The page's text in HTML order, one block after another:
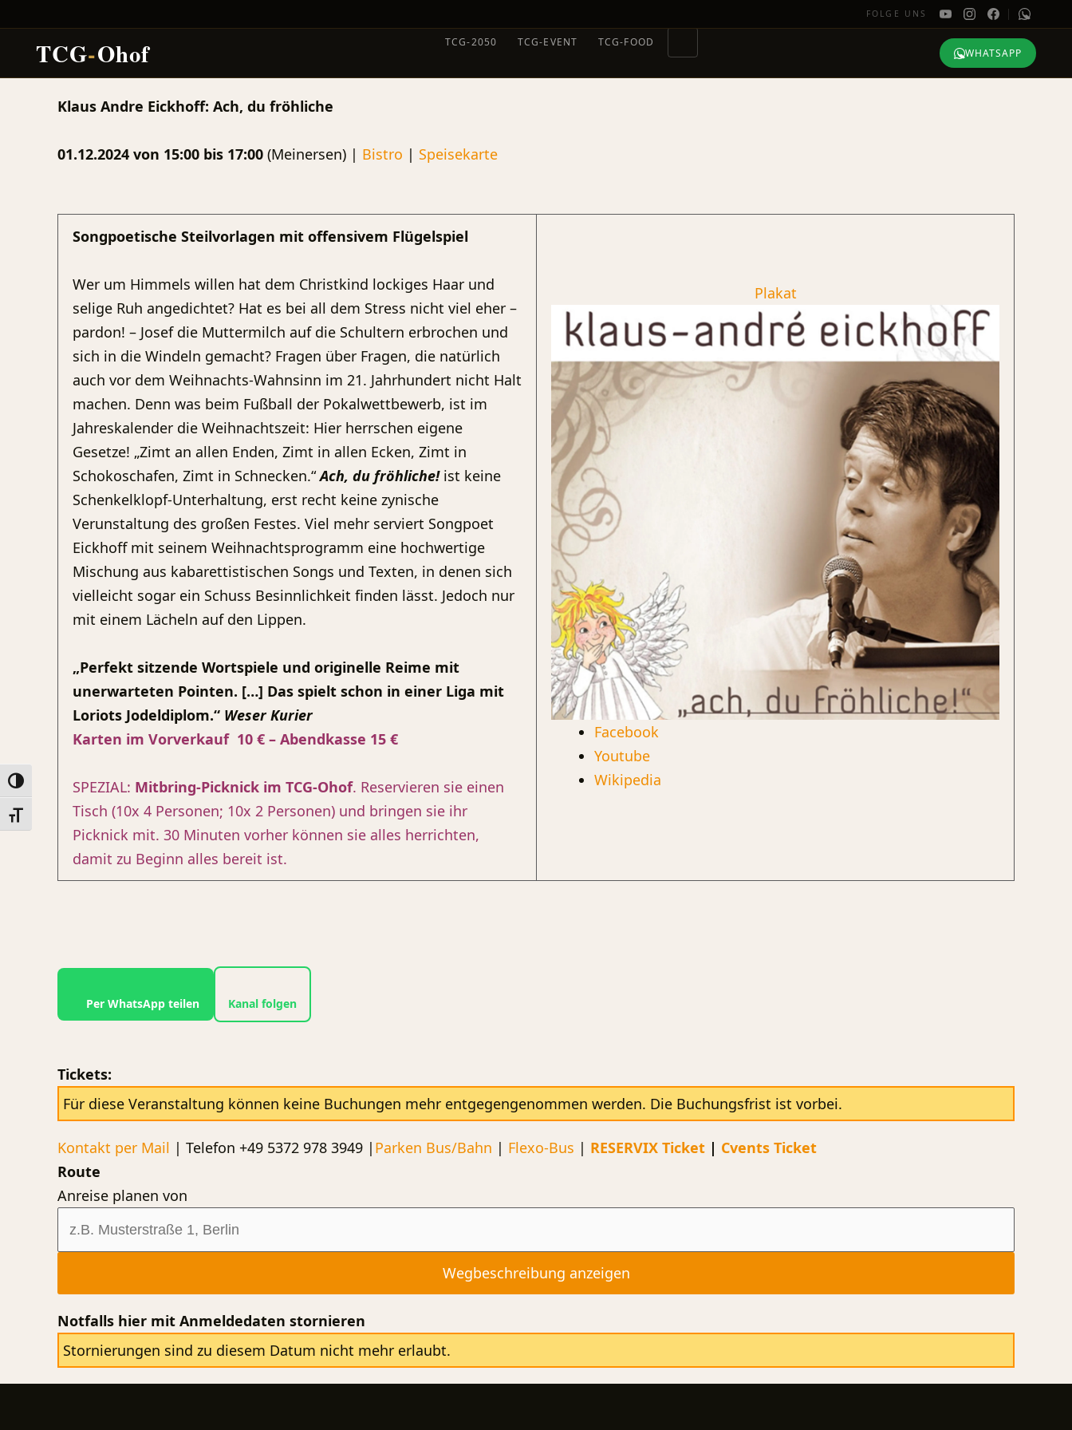
Umschalten auf hohe Kontraste
Schrift vergrößern
FOLGE UNS
TCG-Ohof TCG-2050 TCG-EVENT TCG-FOOD
WHATSAPP
Klaus Andre Eickhoff: Ach, du fröhliche
01.12.2024 von 15:00 bis 17:00 (Meinersen) | Bistro | Speisekarte
Songpoetische Steilvorlagen mit offensivem Flügelspiel
Wer um Himmels willen hat dem Christkind lockiges Haar und
selige Ruh angedichtet? Hat es bei all dem Stress nicht viel eher –
pardon! – Josef die Muttermilch auf die Schultern erbrochen und
sich in die Windeln gemacht? Fragen über Fragen, die natürlich
auch vor dem Weihnachts-Wahnsinn im 21. Jahrhundert nicht Halt
machen. Denn was beim Fußball der Pokalwettbewerb, ist im
Jahreskalender die Weihnachtszeit: Hier herrschen eigene
Gesetze! „Zimt an allen Enden, Zimt in allen Ecken, Zimt in
Schokoschafen, Zimt in Schnecken.“Ach, du fröhliche!ist keine
Schenkelklopf-Unterhaltung, erst recht keine zynische
Verunstaltung des großen Festes. Viel mehr serviert Songpoet
Eickhoff mit seinem Weihnachtsprogramm eine hochwertige
Mischung aus kabarettistischen Songs und Texten, in denen sich
vielleicht sogar ein Schuss Besinnlichkeit finden lässt. Jedoch nur
mit einem Lächeln auf den Lippen.
„Perfekt sitzende Wortspiele und originelle Reime mit
unerwarteten Pointen. […] Das spielt schon in einer Liga mit
Loriots Jodeldiplom.“ Weser Kurier
Karten im Vorverkauf 10 € – Abendkasse 15 €
SPEZIAL: Mitbring-Picknick im TCG-Ohof. Reservieren sie einen
Tisch (10x 4 Personen; 10x 2 Personen) und bringen sie ihr
Picknick mit. 30 Minuten vorher können sie alles herrichten,
damit zu Beginn alles bereit ist.
Plakat
Facebook
Youtube
Wikipedia
Per WhatsApp teilen Kanal folgen
Tickets:
Für diese Veranstaltung können keine Buchungen mehr entgegengenommen werden. Die Buchungsfrist ist vorbei.
Kontakt per Mail | Telefon +49 5372 978 3949 | Parken Bus/Bahn | Flexo-Bus | RESERVIX Ticket | Cvents Ticket
Route
Anreise planen von
Notfalls hier mit Anmeldedaten stornieren
Stornierungen sind zu diesem Datum nicht mehr erlaubt.